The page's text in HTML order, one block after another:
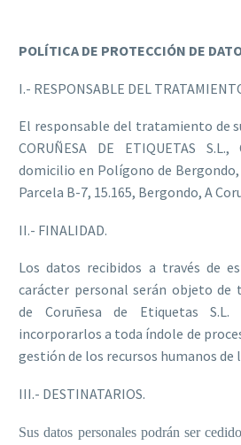
POLÍTICA DE PROTECCIÓN DE
I.- RESPONSABLE DEL
El responsable del tratamiento de
CORUÑESA DE ETIQUETAS
domicilio en Polígono de Bergondo,
Parcela B-7, 15.165, Bergondo, A
II.- FINALIDAD.
Los datos recibidos a través de
carácter personal serán objeto
de Coruñesa de Etiquetas
incorporarlos a toda índole de
gestión de los recursos humanos de
III.- DESTINATARIOS.
Sus datos personales podrán ser